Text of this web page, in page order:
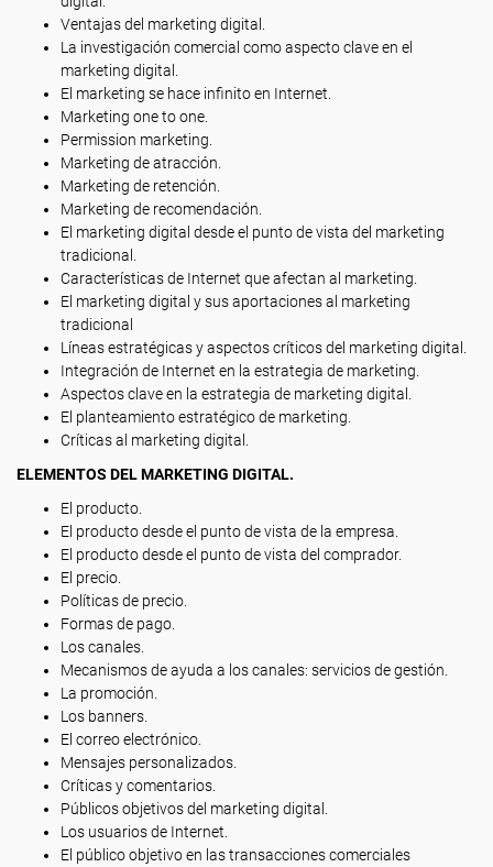
Ventajas del marketing digital.
La investigación comercial como aspecto clave en el
marketing digital.
El marketing se hace infinito en Internet.
Marketing one to one.
Permission marketing.
Marketing de atracción.
Marketing de retención.
Marketing de recomendación.
El marketing digital desde el punto de vista del marketing
tradicional.
Características de Internet que afectan al marketing.
El marketing digital y sus aportaciones al marketing
tradicional
Líneas estratégicas y aspectos críticos del marketing digital.
Integración de Internet en la estrategia de marketing.
Aspectos clave en la estrategia de marketing digital.
El planteamiento estratégico de marketing.
Críticas al marketing digital.
ELEMENTOS DEL MARKETING DIGITAL.
El producto.
El producto desde el punto de vista de la empresa.
El producto desde el punto de vista del comprador.
El precio.
Políticas de precio.
Formas de pago.
Los canales.
Mecanismos de ayuda a los canales: servicios de gestión.
La promoción.
Los banners.
El correo electrónico.
Mensajes personalizados.
Críticas y comentarios.
Públicos objetivos del marketing digital.
Los usuarios de Internet.
El público objetivo en las transacciones comerciales